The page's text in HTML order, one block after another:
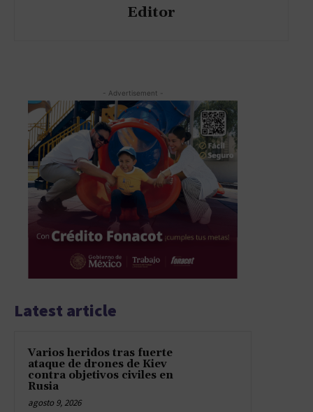
Editor
- Advertisement -
Latest article
Varios heridos tras fuerte
ataque de drones de Kiev
contra objetivos civiles en
Rusia
agosto 9, 2026